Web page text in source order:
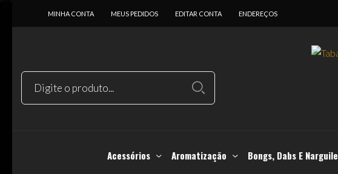
MINHA CONTA MEUS PEDIDOS EDITAR CONTA ENDEREÇOS
Acessórios Aromatização Bongs, Dabs E Narguile